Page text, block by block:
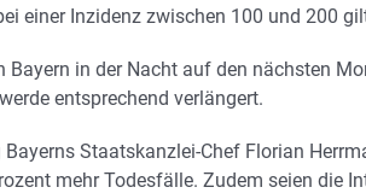
einer Inzidenz zwischen 100 und 200
in der Nacht auf den nächsten
entsprechend verlängert.
Staatskanzlei-Chef Florian
mehr Todesfälle. Zudem seien die